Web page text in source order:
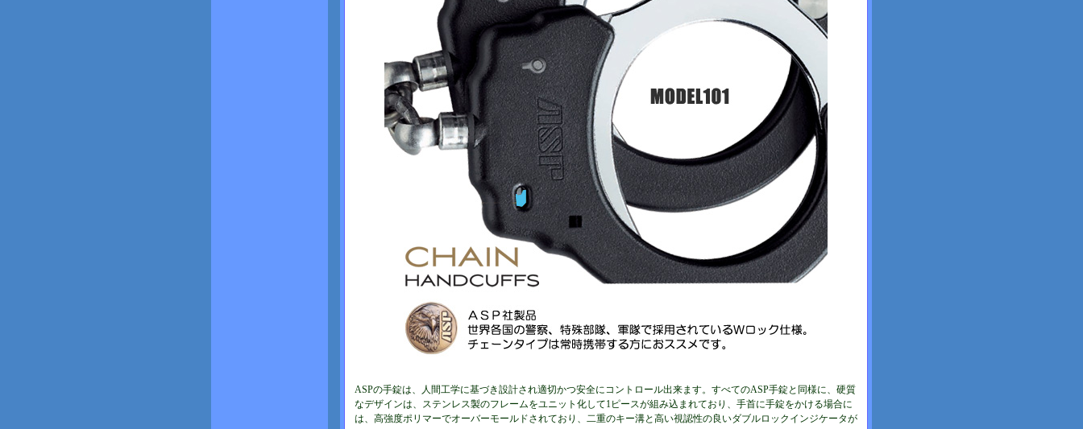
ASPの手錠は、人間工学に基づき設計され適切かつ安全にコントロール出来ます。すべてのASP手錠と同様に、硬質
なデザインは、ステンレス製のフレームをユニット化して1ピースが組み込まれており、手首に手錠をかける場合に
は、高強度ポリマーでオーバーモールドされており、二重のキー溝と高い視認性の良いダブルロックインジケータが